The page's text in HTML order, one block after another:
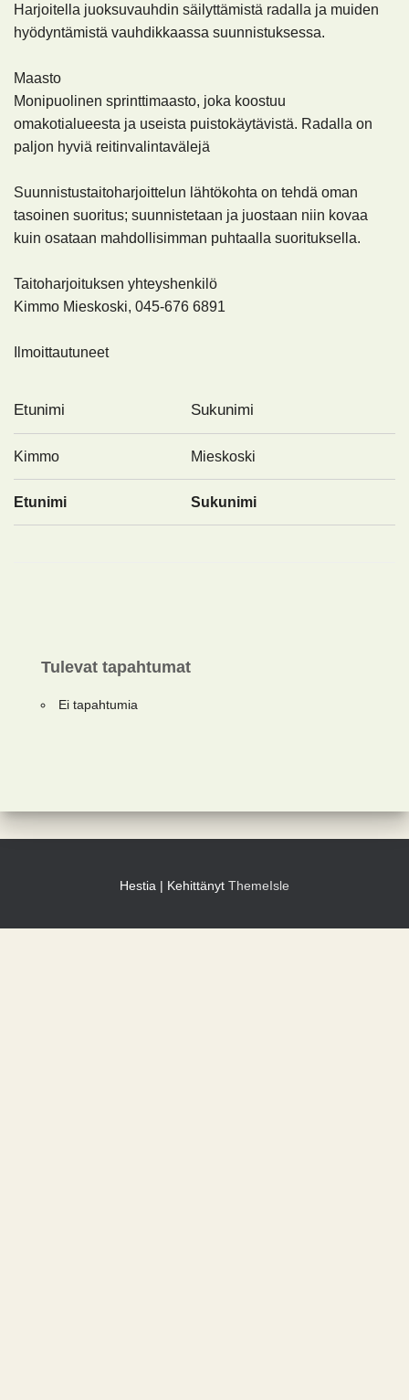
Harjoitella juoksuvauhdin säilyttämistä radalla ja muiden
hyödyntämistä vauhdikkaassa suunnistuksessa.
Maasto
Monipuolinen sprinttimaasto, joka koostuu
omakotialueesta ja useista puistokäytävistä. Radalla on
paljon hyviä reitinvalintavälejä
Suunnistustaitoharjoittelun lähtökohta on tehdä oman
tasoinen suoritus; suunnistetaan ja juostaan niin kovaa
kuin osataan mahdollisimman puhtaalla suorituksella.
Taitoharjoituksen yhteyshenkilö
Kimmo Mieskoski, 045-676 6891
Ilmoittautuneet
Etunimi Sukunimi
Etunimi Sukunimi
Kimmo Mieskoski
Tulevat tapahtumat
Ei tapahtumia
Hestia | Kehittänyt ThemeIsle